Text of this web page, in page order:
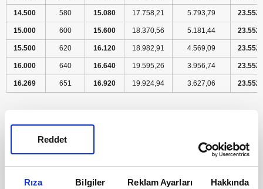
Rıza Bilgiler Reklam Ayarları Hakkında
Reddet
14.500 580 15.080 17.758,21 5.793,79
15.000 600 15.600 18.370,56 5.181,44
15.500 620 16.120 18.982,91 4.569,09
16.000 640 16.640 19.595,26 3.956,74
16.269 651 16.920 19.924,94 3.627,06